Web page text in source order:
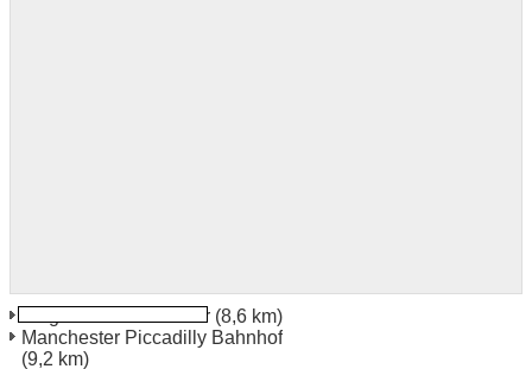
Flughafen Manchester (8,6 km)
Manchester Piccadilly Bahnhof
(9,2 km)